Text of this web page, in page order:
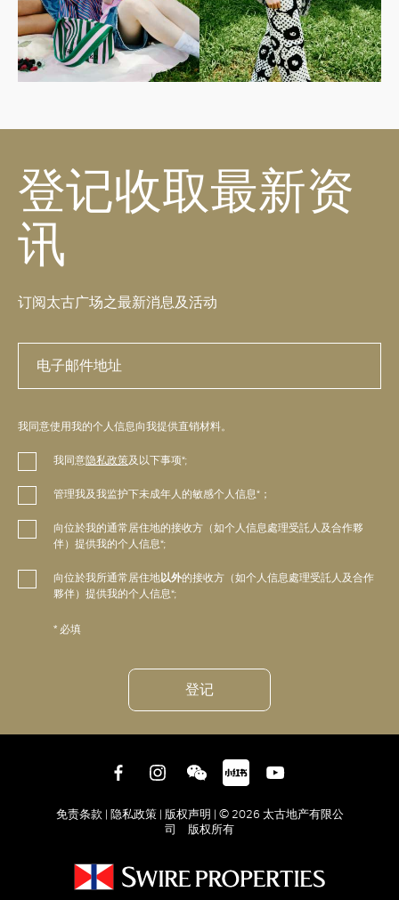
登记收取最新资
讯
订阅太古广场之最新消息及活动
我同意使用我的个人信息向我提供直销材料。
我同意隐私政策及以下事项*;
管理我及我监护下未成年人的敏感个人信息*；
向位於我的通常居住地的接收方（如个人信息處理受託人及合作夥
伴）提供我的个人信息*;
向位於我所通常居住地以外的接收方（如个人信息處理受託人及合作
夥伴）提供我的个人信息*;
* 必填
登记
免责条款 | 隐私政策 | 版权声明 | © 2026 太古地产有限公
司 版权所有